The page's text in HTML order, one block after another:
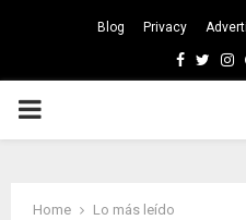
Blog Privacy
PRIMARY
Home
Lo más leído